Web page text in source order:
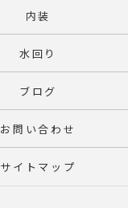
内装
水回り
ブログ
お問い合わせ
サイトマップ